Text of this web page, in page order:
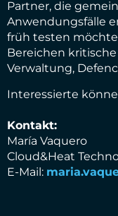
Partner, die
Anwendungsfälle
früh testen
Bereichen
Verwaltung,
Interessierte
Kontakt:
María Vaquero
Cloud&Heat
E-Mail: